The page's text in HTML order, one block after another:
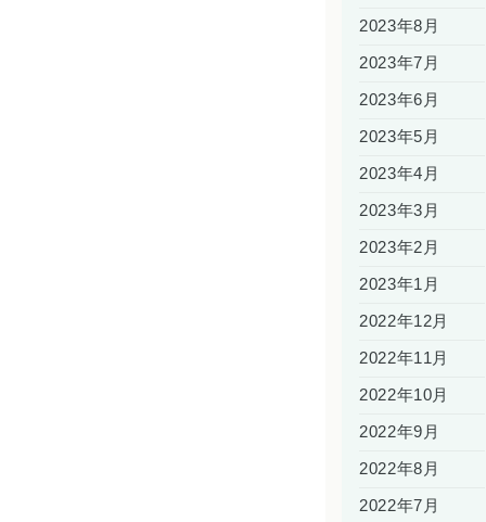
2023年8月
2023年7月
2023年6月
2023年5月
2023年4月
2023年3月
2023年2月
2023年1月
2022年12月
2022年11月
2022年10月
2022年9月
2022年8月
2022年7月